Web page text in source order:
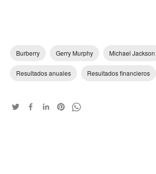
Burberry Gerry Murphy Michael Jackson
Resultados anuales Resultados financieros